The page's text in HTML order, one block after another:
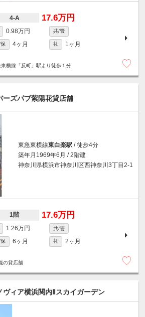
4-A 17.6万円
0.98万円 共/管
4ヶ月 礼 1ヶ月
横線「反町」駅より徒歩１分
ーズパブ紫陽花貸店舗
東急東横線東白楽駅 / 徒歩4分
築年月1969年6月 / 2階建
神奈川県横浜市神奈川区西神奈川3丁目2-1
1階 17.6万円
1.26万円 共/管
6ヶ月 礼 2ヶ月
の貸店舗
ヴィア横浜関内Ⅱスカイガーデン